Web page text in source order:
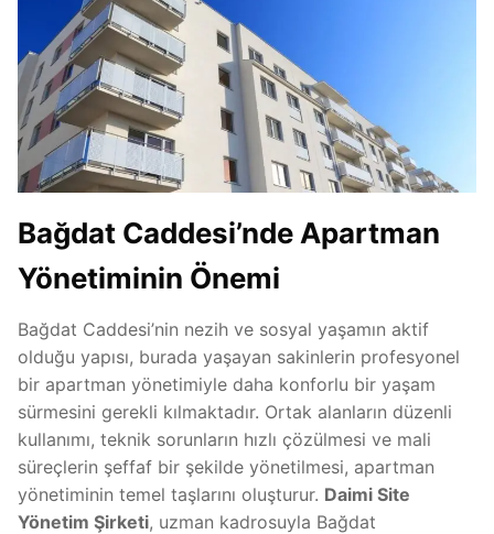
Bağdat Caddesi’nde Apartman
Yönetiminin Önemi
Bağdat Caddesi’nin nezih ve sosyal yaşamın aktif
olduğu yapısı, burada yaşayan sakinlerin profesyonel
bir apartman yönetimiyle daha konforlu bir yaşam
sürmesini gerekli kılmaktadır. Ortak alanların düzenli
kullanımı, teknik sorunların hızlı çözülmesi ve mali
süreçlerin şeffaf bir şekilde yönetilmesi, apartman
yönetiminin temel taşlarını oluşturur. Daimi Site
Yönetim Şirketi, uzman kadrosuyla Bağdat